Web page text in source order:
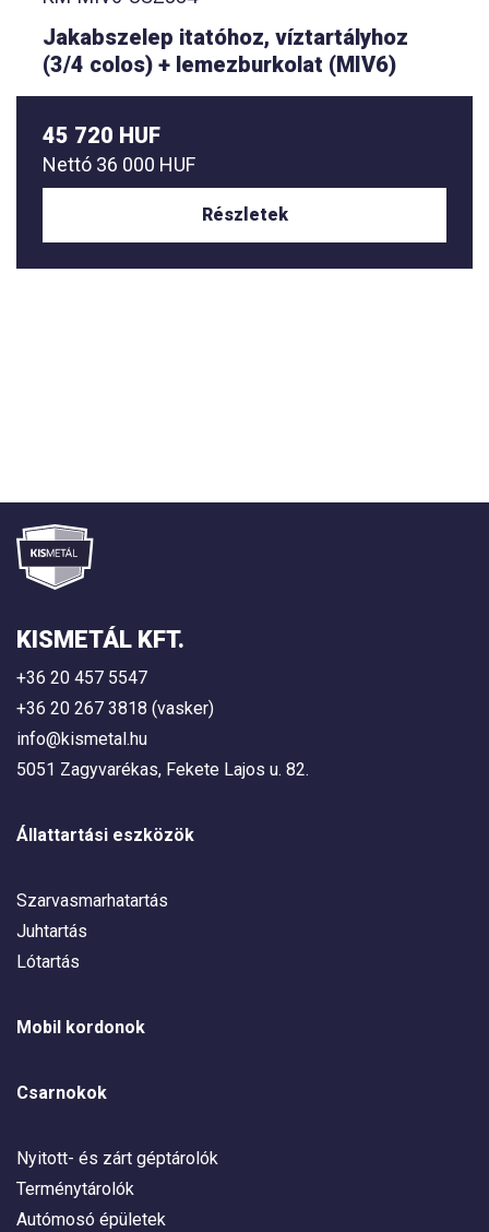
Jakabszelep itatóhoz, víztartályhoz
(3/4 colos) + lemezburkolat (MIV6)
45 720 HUF
Nettó 36 000 HUF
Részletek
KISMETÁL KFT.
+36 20 457 5547
+36 20 267 3818 (vasker)
info@kismetal.hu
5051 Zagyvarékas, Fekete Lajos u. 82.
Állattartási eszközök
Szarvasmarhatartás
Juhtartás
Lótartás
Mobil kordonok
Csarnokok
Nyitott- és zárt géptárolók
Terménytárolók
Autómosó épületek